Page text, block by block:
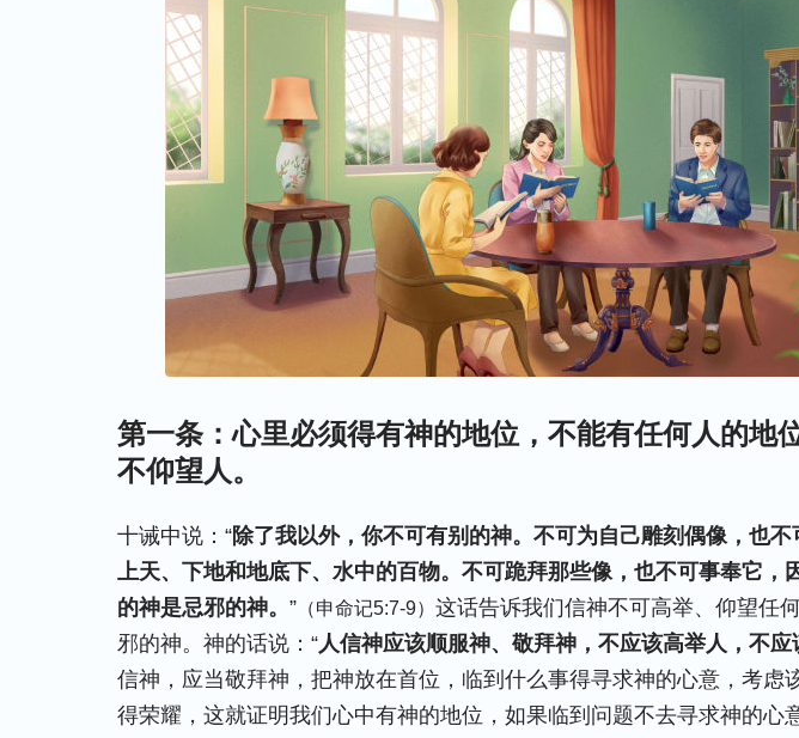
第一条：心里必须得有神的地位，不能有任何人的地
不仰望人。
十诫中说：“除了我以外，你不可有别的神。不可为自己雕刻偶像，也
上天、下地和地底下、水中的百物。不可跪拜那些像，也不可事奉它
的神是忌邪的神。 ” （申命记5:7-9） 这话告诉我们信神不可高举、仰望任
邪的神。神的话说：“人信神应该顺服神、敬拜神，不应该高举人，不
信神，应当敬拜神，把神放在首位，临到什么事得寻求神的心意，考虑
得荣耀，这就证明我们心中有神的地位，如果临到问题不去寻求神的心